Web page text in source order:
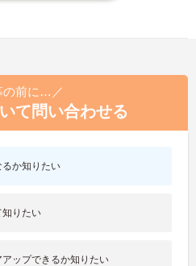
の前に…／
て問い合わせる
か知りたい
知りたい
ップできるか知りたい